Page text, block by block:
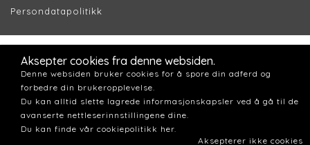
Persondatapolitikk
Aksepter cookies fra denne websiden.
Denne websiden bruker cookies for å spore din adferd og
forbedre din brukeropplevelse.
Du kan alltid slette lagrede informasjonskapsler ved å gå til de
avanserte nettleserinnstillingene dine.
Du kan finde vår cookiepolitikk her.
Aksepterer ikke cookies